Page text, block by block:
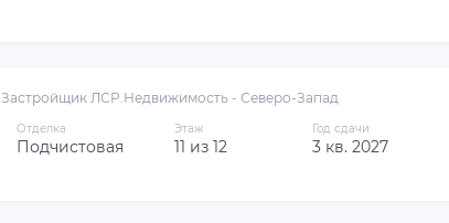
Застройщик ЛСР.Недвижимость - Северо-Запад
Отделка
Подчистовая
Этаж
11 из 12
Год сдачи
3 кв. 2027